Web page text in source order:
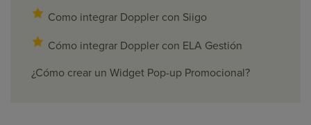
Como integrar Doppler con Siigo
Cómo integrar Doppler con ELA Gestión
¿Cómo crear un Widget Pop-up Promocional?